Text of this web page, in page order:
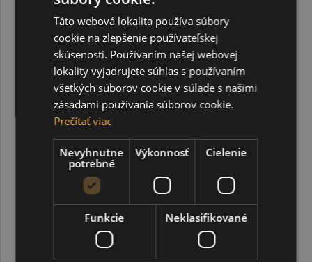
kvalitná termoplastická guma v bielej farbe
vhodná na presné gumovanie grafitových stôp
jednoduchá výmena v plastovom držiaku
ideálna na písanie, kreslenie aj technické rysovanie
vhodná pre školu, kanceláriu aj umelecké použitie
dĺžka gumy: približne 120 mm
priemer: 6,6 mm
balené v priesvitnom PE sáčku
SÚVISIACE PRODUKTY
Táto webová lokalita používa súbory
cookie na zlepšenie používateľskej
skúsenosti. Používaním našej webovej
lokality vyjadrujete súhlas s používaním
všetkých súborov cookie v súlade s našimi
zásadami používania súborov cookie.
Prečítať viac
Nevyhnutne
potrebné
Výkonnosť Cielenie
Funkcie Neklasifikované